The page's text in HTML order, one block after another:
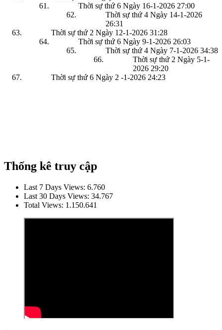
Thời sự thứ 6 Ngày 16-1-2026 27:00
Thời sự thứ 4 Ngày 14-1-2026
26:31
Thời sự thứ 2 Ngày 12-1-2026 31:28
Thời sự thứ 6 Ngày 9-1-2026 26:03
Thời sự thứ 4 Ngày 7-1-2026 34:38
Thời sự thứ 2 Ngày 5-1-
2026 29:20
Thời sự thứ 6 Ngày 2 -1-2026 24:23
Thống kê truy cập
Last 7 Days Views: 6.760
Last 30 Days Views: 34.767
Total Views: 1.150.641